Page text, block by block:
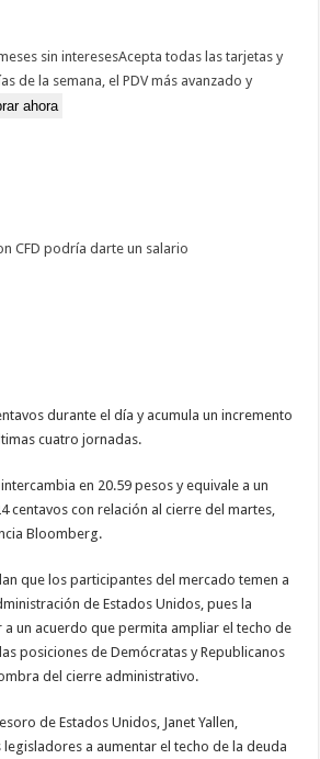
sin interesesAcepta todas las tarjetas y
de la semana, el PDV más avanzado y
ahora
CFD podría darte un salario
durante el día y acumula un incremento
cuatro jornadas.
en 20.59 pesos y equivale a un
centavos con relación al cierre del martes,
Bloomberg.
que los participantes del mercado temen a
de Estados Unidos, pues la
a un acuerdo que permita ampliar el techo de
posiciones de Demócratas y Republicanos
del cierre administrativo.
de Estados Unidos, Janet Yallen,
a aumentar el techo de la deuda